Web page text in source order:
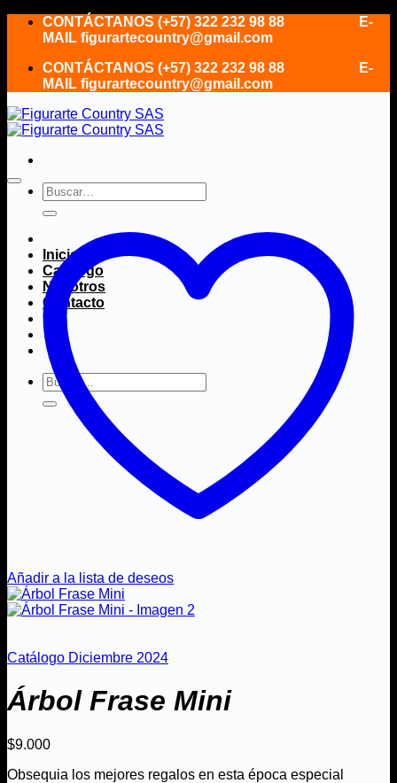
SaltarCONTÁCTANOS (+57) 322 232 98 88 E-
MAIL figurartecountry@gmail.com
CONTÁCTANOS (+57) 322 232 98 88 E-
MAIL figurartecountry@gmail.com
Buscar
por:
Inicio
Catálogo
Nosotros
Contacto
Buscar
por:
Añadir a la lista de deseos
Catálogo Diciembre 2024
Árbol Frase Mini
$9.000
Obsequia los mejores regalos en esta época especial